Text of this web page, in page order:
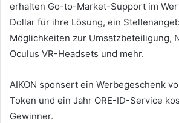
erhalten Go-to-Market-Support im
Dollar für ihre Lösung, ein
Möglichkeiten zur Umsatzbeteiligung,
Oculus VR-Headsets und mehr.
AIKON sponsert ein Werbegeschenk
Token und ein Jahr ORE-ID-Service
Gewinner.